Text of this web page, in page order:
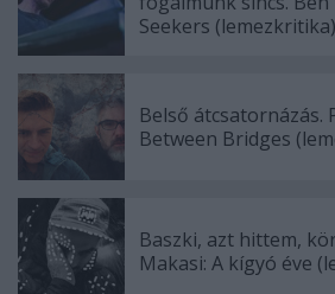
Seekers (lemezkritika)
Belső átcsatornázás.
Between Bridges
Baszki, azt hittem,
Makasi: A kígyó éve